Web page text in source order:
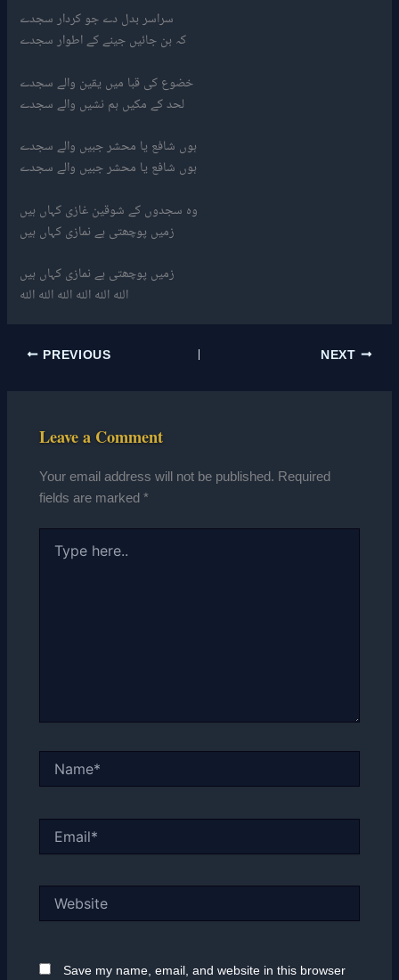
سراسر بدل دے جو کردار سجدے
کہ بن جائیں جینے کے اطوار سجدے
خضوع کی قبا میں یقین والے سجدے
لحد کے مکیں ہم نشیں والے سجدے
ہوں شافع یا محشر جبیں والے سجدے
ہوں شافع یا محشر جبیں والے سجدے
وہ سجدوں کے شوقین غازی کہاں ہیں
زمیں پوچھتی ہے نمازی کہاں ہیں
زمیں پوچھتی ہے نمازی کہاں ہیں
اللہ اللہ اللہ اللہ اللہ اللہ
PREVIOUS NEXT
Leave a Comment
Your email address will not be published. Required
fields are marked*
here..
Save my name, email, and website in this browser